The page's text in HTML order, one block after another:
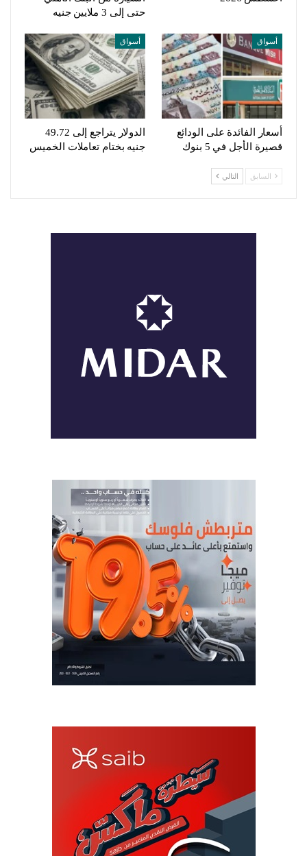
حتى إلى 3 ملايين جنيه
أسواق
أسعار الفائدة على الودائع
قصيرة الأجل في 5 بنوك
أسواق
الدولار يتراجع إلى 49.72
جنيه بختام تعاملات الخميس
السابق التالي